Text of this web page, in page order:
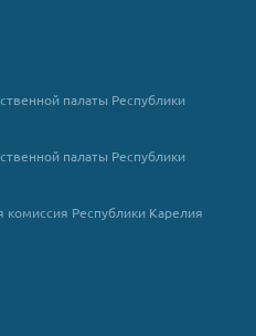
палаты Республики
палаты Республики
Республики Карелия